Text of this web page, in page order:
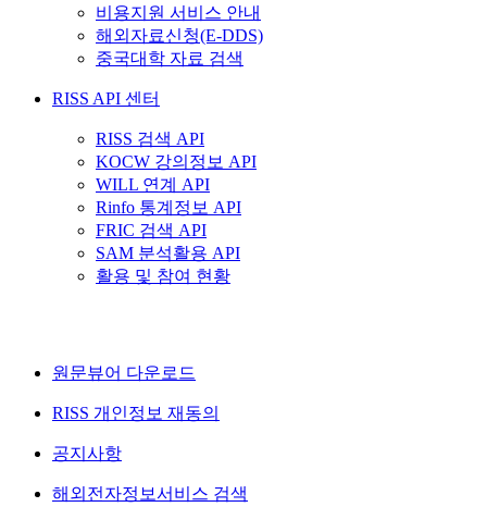
비용지원 서비스 안내
해외자료신청(E-DDS)
중국대학 자료 검색
RISS API 센터
RISS 검색 API
KOCW 강의정보 API
WILL 연계 API
Rinfo 통계정보 API
FRIC 검색 API
SAM 분석활용 API
활용 및 참여 현황
원문뷰어 다운로드
RISS 개인정보 재동의
공지사항
해외전자정보서비스 검색